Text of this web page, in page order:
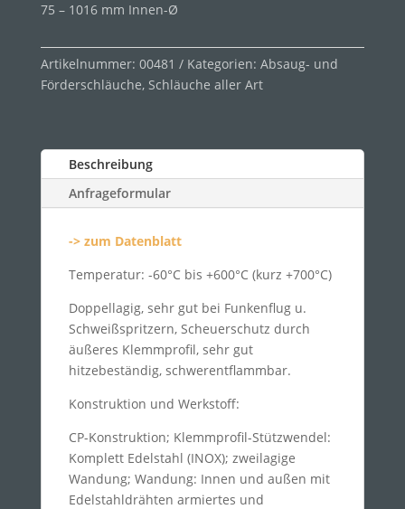
75 – 1016 mm Innen-Ø
Artikelnummer: 00481 Kategorien: Absaug- und
Förderschläuche, Schläuche aller Art
Beschreibung
Anfrageformular
-> zum Datenblatt
Temperatur: -60°C bis +600°C (kurz +700°C)
Doppellagig, sehr gut bei Funkenflug u.
Schweißspritzern, Scheuerschutz durch
äußeres Klemmprofil, sehr gut
hitzebeständig, schwerentflammbar.
Konstruktion und Werkstoff:
CP-Konstruktion; Klemmprofil-Stützwendel:
Komplett Edelstahl (INOX); zweilagige
Wandung; Wandung: Innen und außen mit
Edelstahldrähten armiertes und